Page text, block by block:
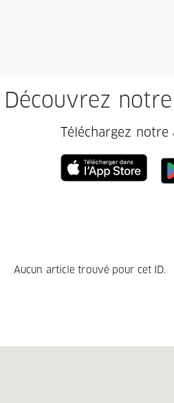
Découvrez
Téléchargez
Aucun article trouvé pour cet ID.